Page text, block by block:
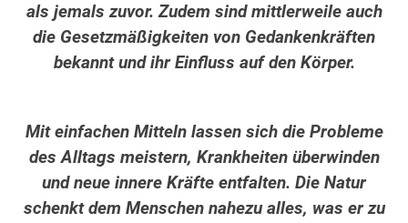
als jemals zuvor. Zudem sind mittlerweile auch
die Gesetzmäßigkeiten von Gedankenkräften
bekannt und ihr Einfluss auf den Körper.
Mit einfachen Mitteln lassen sich die Probleme
des Alltags meistern, Krankheiten überwinden
und neue innere Kräfte entfalten. Die Natur
schenkt dem Menschen nahezu alles, was er zu